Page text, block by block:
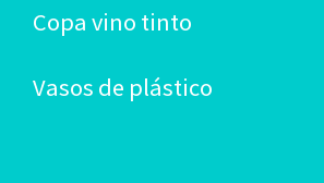
Copa vino tinto
Vasos de plástico